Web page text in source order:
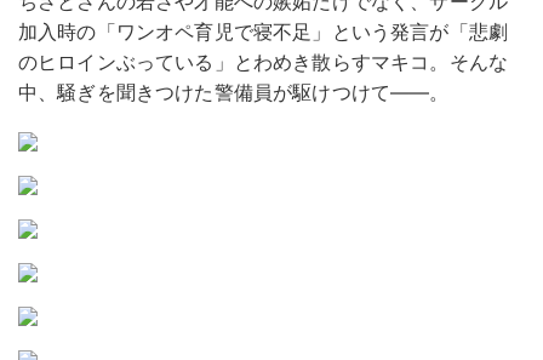
加入時の「ワンオペ育児で寝不足」という発言が「悲劇
のヒロインぶっている」とわめき散らすマキコ。そんな
中、騒ぎを聞きつけた警備員が駆けつけて——。